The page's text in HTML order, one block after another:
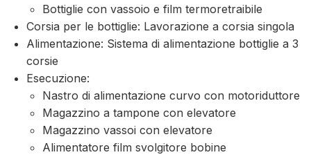
Bottiglie con vassoio e film termoretraibile
Corsia per le bottiglie: Lavorazione a corsia singola
Alimentazione: Sistema di alimentazione bottiglie a 3
corsie
Esecuzione:
Nastro di alimentazione curvo con motoriduttore
Magazzino a tampone con elevatore
Magazzino vassoi con elevatore
Alimentatore film svolgitore bobine